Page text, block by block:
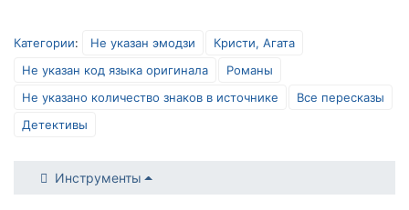
Категории: Не указан эмодзи
Кристи, Агата
Не указан код языка оригинала
Романы
Не указано количество знаков в источнике
Все пересказы
Детективы
Инструменты